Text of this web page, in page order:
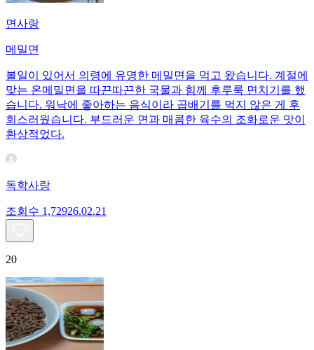
면사랑
메밀면
볼일이 있어서 의령에 유명한 메밀면을 먹고 왔습니다. 계절에
맞는 온메밀면을 따끈따끈한 국물과 힘께 후루룩 면치기를 했
습니다. 워낙에 좋아하는 음식이라 곱배기를 먹지 않은 게 후
회스러웠습니다. 부드러운 면과 매콤한 육수의 조화로운 맛이
환상적었다.
독학사랑
조회수 1,72926.02.21
20